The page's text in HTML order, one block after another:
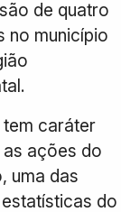
de quatro
no município
caráter
ações do
uma das
do